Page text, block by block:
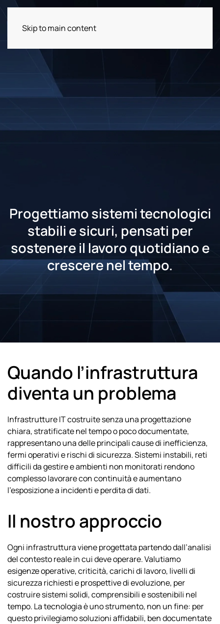
Skip to main content
Progettiamo sistemi tecnologici
stabili e sicuri, pensati per
sostenere il lavoro quotidiano e
crescere nel tempo.
Quando l’infrastruttura
diventa un problema
Infrastrutture IT costruite senza una progettazione
chiara, stratificate nel tempo o poco documentate,
rappresentano una delle principali cause di inefficienza,
fermi operativi e rischi di sicurezza. Sistemi instabili, reti
difficili da gestire e ambienti non monitorati rendono
complesso lavorare con continuità e aumentano
l’esposizione a incidenti e perdita di dati.
Il nostro approccio
Ogni infrastruttura viene progettata partendo dall’analisi
del contesto reale in cui deve operare. Valutiamo
esigenze operative, criticità, carichi di lavoro, livelli di
sicurezza richiesti e prospettive di evoluzione, per
costruire sistemi solidi, comprensibili e sostenibili nel
tempo. La tecnologia è uno strumento, non un fine: per
questo privilegiamo soluzioni affidabili, ben documentate